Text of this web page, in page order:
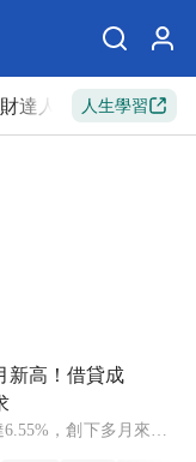
達人 新手入門
人生學習
激增影響購屋需求
新高！借貸成
，創下多月來新